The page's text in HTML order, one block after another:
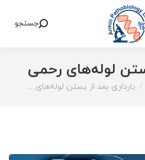
Search:
جستجو
لوله‌های رحمی
بارداری بعد از بستن لوله‌های…